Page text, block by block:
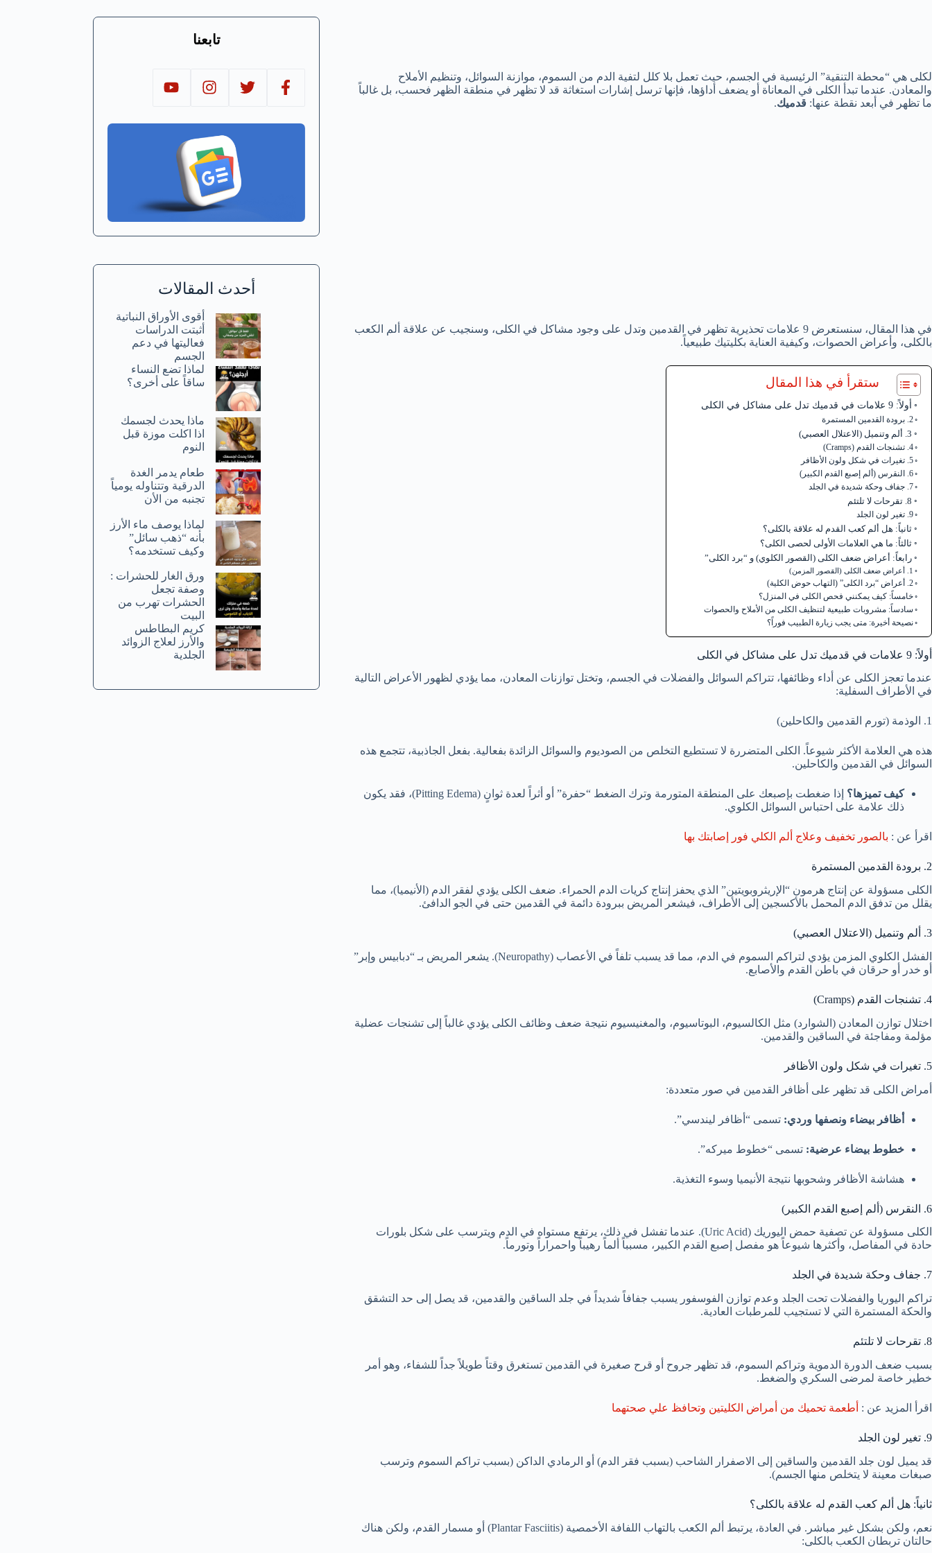
لكلى هي “محطة التنقية” الرئيسية في الجسم، حيث تعمل بلا كلل لتفية الدم من السموم، موازنة السوائل، وتنظيم الأملاح
والمعادن. عندما تبدأ الكلى في المعاناة أو يضعف أداؤها، فإنها ترسل إشارات استغاثة قد لا تظهر في منطقة الظهر فحسب، بل غالباً
ما تظهر في أبعد نقطة عنها: قدميك.
في هذا المقال، سنستعرض 9 علامات تحذيرية تظهر في القدمين وتدل على وجود مشاكل في الكلى، وسنجيب عن علاقة ألم الكعب
بالكلى، وأعراض الحصوات، وكيفية العناية بكليتيك طبيعياً.
ستقرأ في هذا المقال
أولاً: 9 علامات في قدميك تدل على مشاكل في الكلى
2. برودة القدمين المستمرة
3. ألم وتنميل (الاعتلال العصبي)
4. تشنجات القدم (Cramps)
5. تغيرات في شكل ولون الأظافر
6. النقرس (ألم إصبع القدم الكبير)
7. جفاف وحكة شديدة في الجلد
8. تقرحات لا تلتئم
9. تغير لون الجلد
ثانياً: هل ألم كعب القدم له علاقة بالكلى؟
ثالثاً: ما هي العلامات الأولى لحصى الكلى؟
رابعاً: أعراض ضعف الكلى (القصور الكلوي) و “برد الكلى”
1. أعراض ضعف الكلى (القصور المزمن)
2. أعراض “برد الكلى” (التهاب حوض الكلية)
خامساً: كيف يمكنني فحص الكلى في المنزل؟
سادساً: مشروبات طبيعية لتنظيف الكلى من الأملاح والحصوات
نصيحة أخيرة: متى يجب زيارة الطبيب فوراً؟
أولاً: 9 علامات في قدميك تدل على مشاكل في الكلى
عندما تعجز الكلى عن أداء وظائفها، تتراكم السوائل والفضلات في الجسم، وتختل توازنات المعادن، مما يؤدي لظهور الأعراض التالية
في الأطراف السفلية:
1. الوذمة (تورم القدمين والكاحلين)
هذه هي العلامة الأكثر شيوعاً. الكلى المتضررة لا تستطيع التخلص من الصوديوم والسوائل الزائدة بفعالية. بفعل الجاذبية، تتجمع هذه
السوائل في القدمين والكاحلين.
كيف تميزها؟
إذا ضغطت بإصبعك على المنطقة المتورمة وترك الضغط “حفرة” أو أثراً لعدة ثوانٍ (Pitting Edema)، فقد يكون
ذلك علامة على احتباس السوائل الكلوي.
اقرأ عن : بالصور تخفيف وعلاج ألم الكلي فور إصابتك بها
2. برودة القدمين المستمرة
الكلى مسؤولة عن إنتاج هرمون “الإريثروبويتين” الذي يحفز إنتاج كريات الدم الحمراء. ضعف الكلى يؤدي لفقر الدم (الأنيميا)، مما
يقلل من تدفق الدم المحمل بالأكسجين إلى الأطراف، فيشعر المريض ببرودة دائمة في القدمين حتى في الجو الدافئ.
3. ألم وتنميل (الاعتلال العصبي)
الفشل الكلوي المزمن يؤدي لتراكم السموم في الدم، مما قد يسبب تلفاً في الأعصاب (Neuropathy). يشعر المريض بـ “دبابيس وإبر”
أو خدر أو حرقان في باطن القدم والأصابع.
4. تشنجات القدم (Cramps)
اختلال توازن المعادن (الشوارد) مثل الكالسيوم، البوتاسيوم، والمغنيسيوم نتيجة ضعف وظائف الكلى يؤدي غالباً إلى تشنجات عضلية
مؤلمة ومفاجئة في الساقين والقدمين.
5. تغيرات في شكل ولون الأظافر
أمراض الكلى قد تظهر على أظافر القدمين في صور متعددة:
أظافر بيضاء ونصفها وردي: تسمى “أظافر ليندسي”.
خطوط بيضاء عرضية: تسمى “خطوط ميركه”.
هشاشة الأظافر وشحوبها نتيجة الأنيميا وسوء التغذية.
6. النقرس (ألم إصبع القدم الكبير)
الكلى مسؤولة عن تصفية حمض اليوريك (Uric Acid). عندما تفشل في ذلك، يرتفع مستواه في الدم ويترسب على شكل بلورات
حادة في المفاصل، وأكثرها شيوعاً هو مفصل إصبع القدم الكبير، مسبباً ألماً رهيباً واحمراراً وتورماً.
7. جفاف وحكة شديدة في الجلد
تراكم اليوريا والفضلات تحت الجلد وعدم توازن الفوسفور يسبب جفافاً شديداً في جلد الساقين والقدمين، قد يصل إلى حد التشقق
والحكة المستمرة التي لا تستجيب للمرطبات العادية.
8. تقرحات لا تلتئم
بسبب ضعف الدورة الدموية وتراكم السموم، قد تظهر جروح أو قرح صغيرة في القدمين تستغرق وقتاً طويلاً جداً للشفاء، وهو أمر
خطير خاصة لمرضى السكري والضغط.
اقرأ المزيد عن : أطعمة تحميك من أمراض الكليتين وتحافظ علي صحتهما
9. تغير لون الجلد
قد يميل لون جلد القدمين والساقين إلى الاصفرار الشاحب (بسبب فقر الدم) أو الرمادي الداكن (بسبب تراكم السموم وترسب
صبغات معينة لا يتخلص منها الجسم).
ثانياً: هل ألم كعب القدم له علاقة بالكلى؟
نعم، ولكن بشكل غير مباشر. في العادة، يرتبط ألم الكعب بالتهاب اللفافة الأخمصية (Plantar Fasciitis) أو مسمار القدم، ولكن هناك
حالتان تربطان الكعب بالكلى:
تابعنا
أحدث المقالات
أقوى الأوراق النباتية
أثبتت الدراسات
فعاليتها في دعم
الجسم
لماذا تضع النساء
ساقاً على أخرى؟
ماذا يحدث لجسمك
اذا اكلت موزة قبل
النوم
طعام يدمر الغدة
الدرقية وتتناوله يومياً
تجنبه من الأن
لماذا يوصف ماء الأرز
بأنه “ذهب سائل”
وكيف تستخدمه؟
ورق الغار للحشرات :
وصفة تجعل
الحشرات تهرب من
البيت
كريم البطاطس
والأرز لعلاج الزوائد
الجلدية